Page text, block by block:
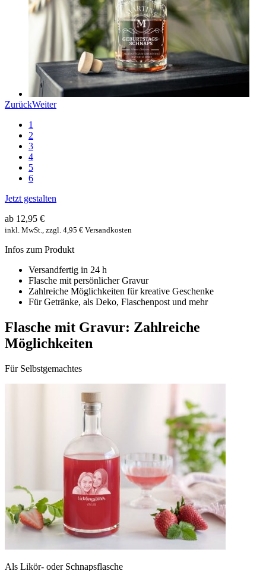
ZurückWeiter
1
2
3
4
5
6
Jetzt gestalten
ab 12,95 €
inkl. MwSt., zzgl. 4,95 € Versandkosten
Infos zum Produkt
Versandfertig in 24 h
Flasche mit persönlicher Gravur
Zahlreiche Möglichkeiten für kreative Geschenke
Für Getränke, als Deko, Flaschenpost und mehr
Flasche mit Gravur: Zahlreiche
Möglichkeiten
Für Selbstgemachtes
Als Likör- oder Schnapsflasche